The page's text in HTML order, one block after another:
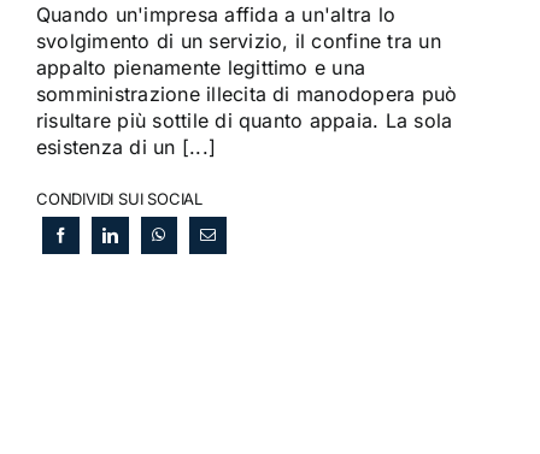
Quando un'impresa affida a un'altra lo
svolgimento di un servizio, il confine tra un
appalto pienamente legittimo e una
somministrazione illecita di manodopera può
risultare più sottile di quanto appaia. La sola
esistenza di un [...]
CONDIVIDI SUI SOCIAL